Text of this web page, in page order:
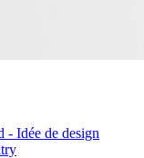
- Idée de design